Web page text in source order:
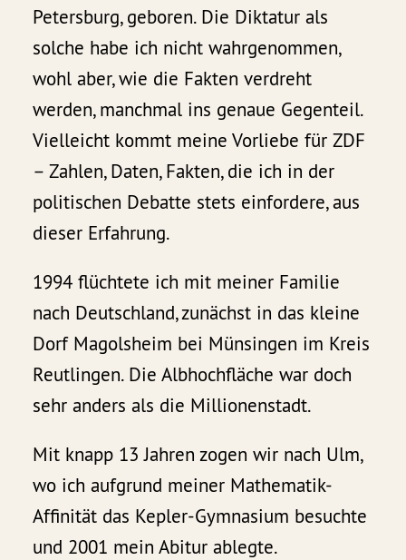
Petersburg, geboren. Die Diktatur als
solche habe ich nicht wahrgenommen,
wohl aber, wie die Fakten verdreht
werden, manchmal ins genaue Gegenteil.
Vielleicht kommt meine Vorliebe für ZDF
– Zahlen, Daten, Fakten, die ich in der
politischen Debatte stets einfordere, aus
dieser Erfahrung.
1994 flüchtete ich mit meiner Familie
nach Deutschland, zunächst in das kleine
Dorf Magolsheim bei Münsingen im Kreis
Reutlingen. Die Albhochfläche war doch
sehr anders als die Millionenstadt.
Mit knapp 13 Jahren zogen wir nach Ulm,
wo ich aufgrund meiner Mathematik-
Affinität das Kepler-Gymnasium besuchte
und 2001 mein Abitur ablegte.